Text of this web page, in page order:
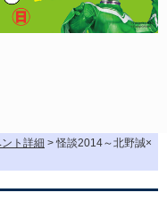
ト詳細 > 怪談2014～北野誠×